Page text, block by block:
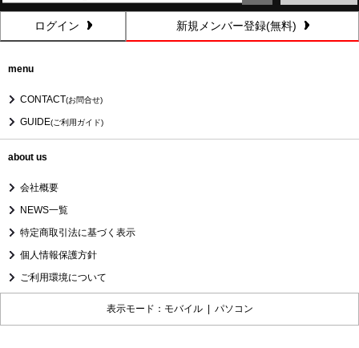
ログイン 新規メンバー登録(無料)
menu
CONTACT(お問合せ)
GUIDE(ご利用ガイド)
about us
会社概要
NEWS一覧
特定商取引法に基づく表示
個人情報保護方針
ご利用環境について
表示モード：モバイル | パソコン